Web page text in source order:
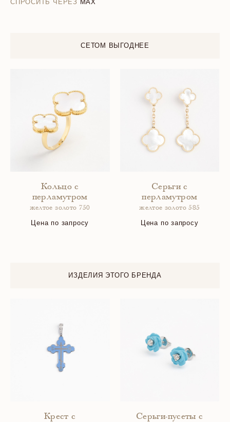
СПРОСИТЬ ЧЕРЕЗ MAX
СЕТОМ ВЫГОДНЕЕ
Кольцо с
перламутром
желтое золото 750
Цена по запросу
Серьги с
перламутром
желтое золото 585
Цена по запросу
ИЗДЕЛИЯ ЭТОГО БРЕНДА
Крест с
Серьги-пусеты с